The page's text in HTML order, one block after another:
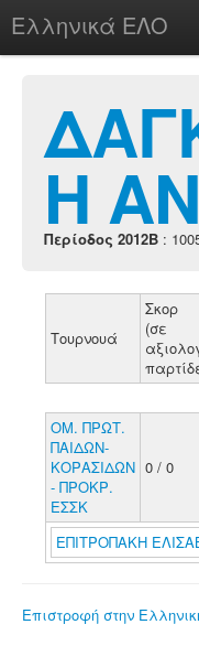
Ελληνικά ΕΛΟ
chesstu.be @ discord
LoginΗ
Περίοδος 2012B :
Τουρνουά
Σκορ
(σε
ΟΜ. ΠΡΩΤ.
ΠΑΙΔΩΝ-
ΚΟΡΑΣΙΔΩΝ
- ΠΡΟΚΡ.
ΕΣΣΚ
0 / 0
ΕΠΙΤΡΟΠΑΚΗ
Επιστροφή στην